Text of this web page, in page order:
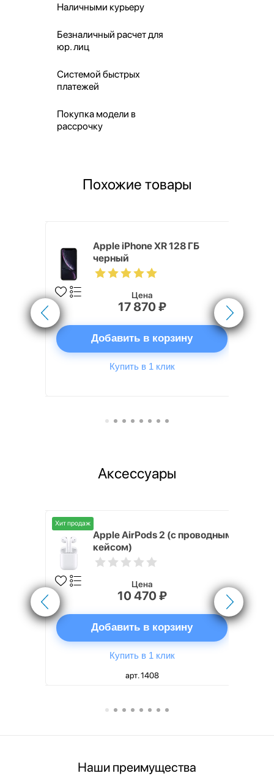
Наличными курьеру
Безналичный расчет для
юр. лиц
Системой быстрых
платежей
Покупка модели в
рассрочку
Похожие товары
Apple iPhone XR 128 ГБ
черный
Цена
17 870 ₽
Добавить в корзину
Купить в 1 клик
Аксессуары
Хит продаж
Apple AirPods 2 (с проводным
кейсом)
Цена
10 470 ₽
Добавить в корзину
Купить в 1 клик
арт. 1408
Наши преимущества